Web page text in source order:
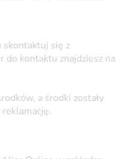
skontaktuj się z
do kontaktu znajdziesz na
a środki zostały
reklamację.